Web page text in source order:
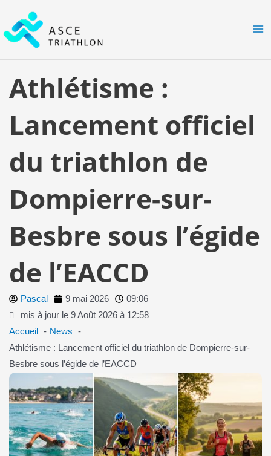
contenu
Athlétisme :
Lancement officiel
du triathlon de
Dompierre-sur-
Besbre sous l’égide
de l’EACCD
Pascal 9 mai 2026
09:06
mis à jour le 9 Août 2026 à 12:58
Accueil
News
Athlétisme : Lancement officiel du triathlon de Dompierre-sur-
Besbre sous l’égide de l’EACCD